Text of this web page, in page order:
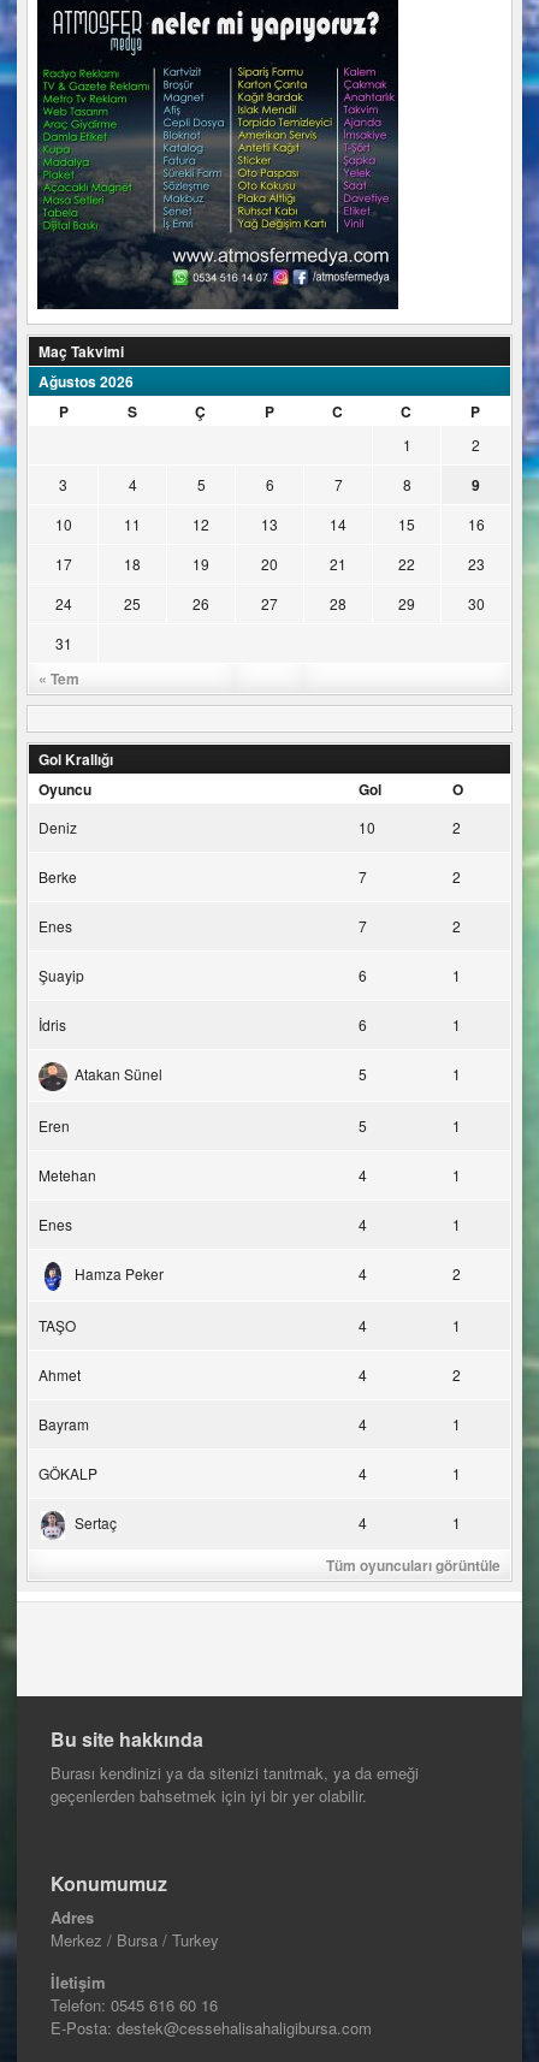
Maç Takvimi
Ağustos 2026
P
S Ç P C C P
« Tem
1
2
3
4 5 6 7 8 9
10 11 12 13 14 15
16
17
18 19 20 21 22
23
24
25 26 27 28 29
30
31
Gol Krallığı
Oyuncu
Gol O
Deniz 10 2
Berke 7 2
Enes 7 2
Şuayip 6 1
İdris 6 1
Atakan Sünel 5 1
Eren 5 1
Metehan 4 1
Enes 4 1
Hamza Peker 4 2
TAŞO 4 1
Ahmet 4 2
Bayram 4 1
GÖKALP 4 1
Sertaç 4 1
Tüm oyuncuları görüntüle
Bu site hakkında
Burası kendinizi ya da sitenizi tanıtmak, ya da emeği
geçenlerden bahsetmek için iyi bir yer olabilir.
Konumumuz
Adres
Merkez / Bursa / Turkey
İletişim
Telefon: 0545 616 60 16
E-Posta: destek@cessehalisahaligibursa.com